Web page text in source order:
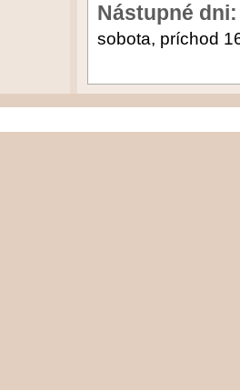
Nástupné dni:
sobota, príchod